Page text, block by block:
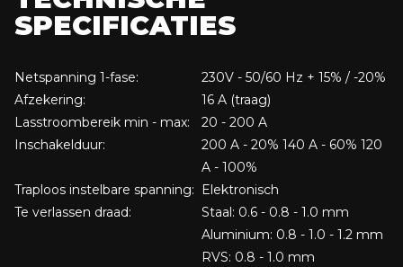
SPECIFICATIES
Netspanning 1-fase:
230V - 50/60 Hz + 15% / -20%
Afzekering:
16 A (traag)
Lasstroombereik min - max:
20 - 200 A
Inschakelduur:
200 A - 20% 140 A - 60% 120
A - 100%
Traploos instelbare spanning:
Elektronisch
Te verlassen draad:
Staal: 0.6 - 0.8 - 1.0 mm
Aluminium: 0.8 - 1.0 - 1.2 mm
RVS: 0.8 - 1.0 mm